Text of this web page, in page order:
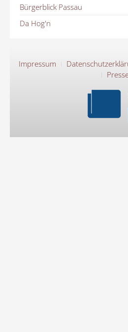
Bürgerblick Passau
Da Hog'n
Impressum